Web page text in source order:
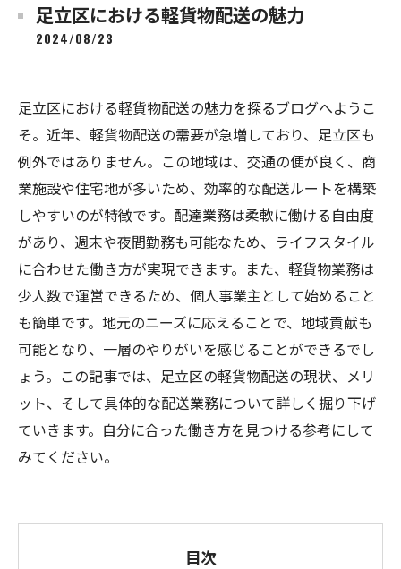
足立区における軽貨物配送の魅力
2024/08/23
足立区における軽貨物配送の魅力を探るブログへようこ
そ。近年、軽貨物配送の需要が急増しており、足立区も
例外ではありません。この地域は、交通の便が良く、商
業施設や住宅地が多いため、効率的な配送ルートを構築
しやすいのが特徴です。配達業務は柔軟に働ける自由度
があり、週末や夜間勤務も可能なため、ライフスタイル
に合わせた働き方が実現できます。また、軽貨物業務は
少人数で運営できるため、個人事業主として始めること
も簡単です。地元のニーズに応えることで、地域貢献も
可能となり、一層のやりがいを感じることができるでし
ょう。この記事では、足立区の軽貨物配送の現状、メリ
ット、そして具体的な配送業務について詳しく掘り下げ
ていきます。自分に合った働き方を見つける参考にして
みてください。
目次